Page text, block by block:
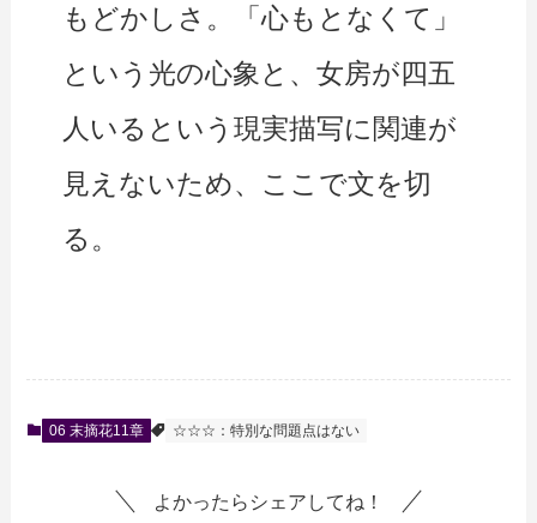
もどかしさ。「心もとなくて」
という光の心象と、女房が四五
人いるという現実描写に関連が
見えないため、ここで文を切
る。
06 末摘花11章 ☆☆☆：特別な問題点はない
よかったらシェアしてね！